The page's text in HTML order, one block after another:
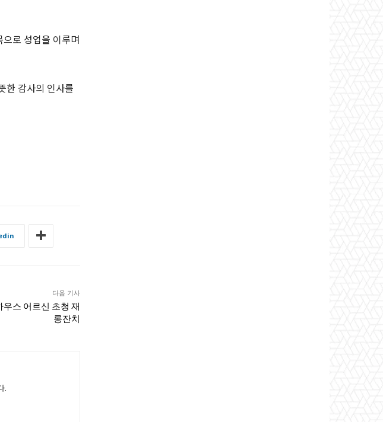
로 성업을 이루며
한 감사의 인사를
다음 기사
스 어르신 초청 재
롱잔치
.